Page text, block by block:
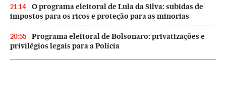
21:14
O programa eleitoral de Lula da Silva: subidas de
impostos para os ricos e proteção para as minorias
20:55
Programa eleitoral de Bolsonaro: privatizações e
privilégios legais para a Polícia